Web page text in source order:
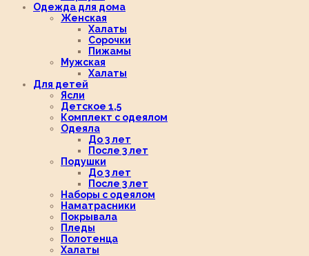
Одежда для дома
Женская
Халаты
Сорочки
Пижамы
Мужская
Халаты
Для детей
Ясли
Детское 1,5
Комплект с одеялом
Одеяла
До 3 лет
После 3 лет
Подушки
До 3 лет
После 3 лет
Наборы с одеялом
Наматрасники
Покрывала
Пледы
Полотенца
Халаты